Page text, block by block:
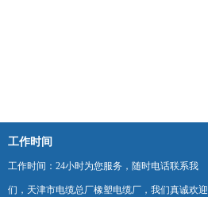
工作时间
工作时间：24小时为您服务，随时电话联系我
们，天津市电缆总厂橡塑电缆厂，我们真诚欢迎